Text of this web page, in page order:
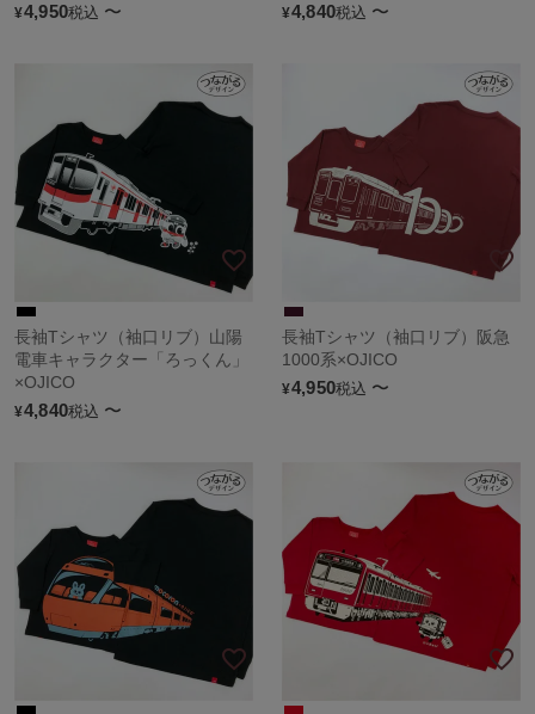
¥4,950税込 〜 ¥4,840税込 〜
長袖Tシャツ（袖口リブ）山陽
電車キャラクター「ろっくん」
×OJICO
¥4,840税込 〜
長袖Tシャツ（袖口リブ）阪急
1000系×OJICO
¥4,950税込 〜